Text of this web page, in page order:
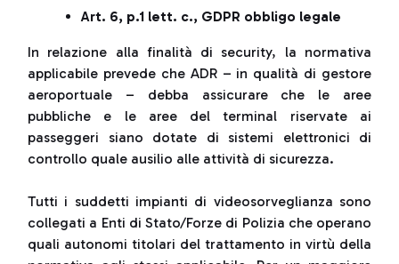
Art. 6, p.1 lett. c., GDPR obbligo legale
In relazione alla finalità di security, la normativa
applicabile prevede che ADR – in qualità di gestore
aeroportuale – debba assicurare che le aree
pubbliche e le aree del terminal riservate ai
passeggeri siano dotate di sistemi elettronici di
controllo quale ausilio alle attività di sicurezza.
Tutti i suddetti impianti di videosorveglianza sono
collegati a Enti di Stato/Forze di Polizia che operano
quali autonomi titolari del trattamento in virtù della